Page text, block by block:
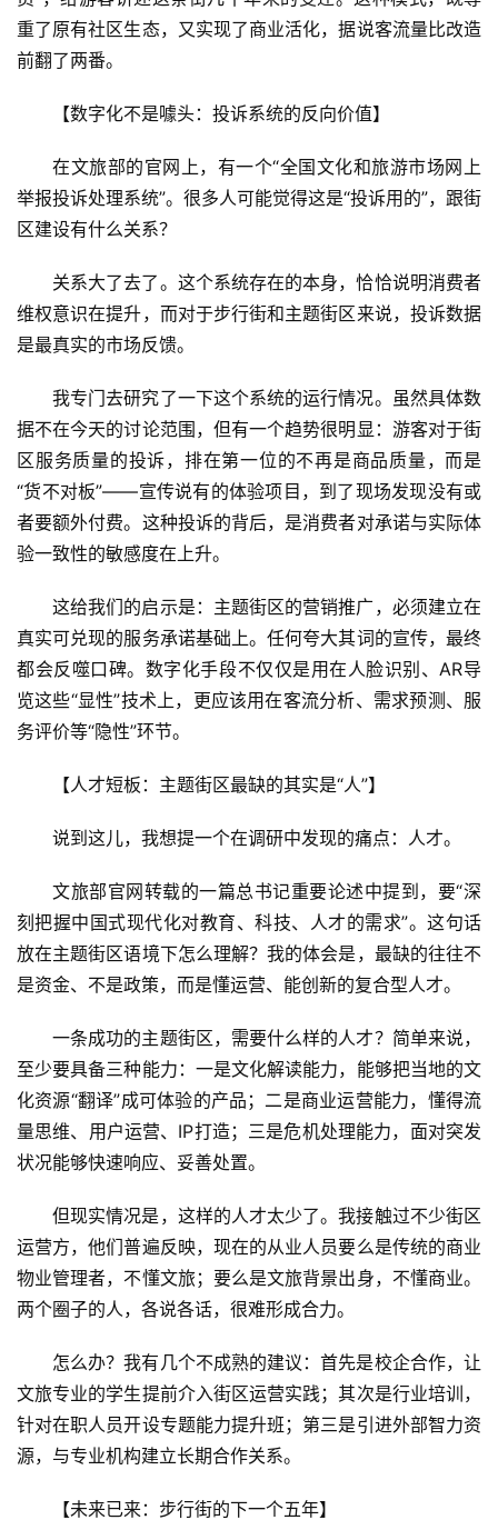
融
合
兴
旅
游
R
+
文
旅
问
区
登录
重了原有社区生态，又实现了商业活化，据说客流量比改造
前翻了两番。
【数字化不是噱头：投诉系统的反向价值】
在文旅部的官网上，有一个“全国文化和旅游市场网上
举报投诉处理系统”。很多人可能觉得这是“投诉用的”，跟街
区建设有什么关系？
关系大了去了。这个系统存在的本身，恰恰说明消费者
维权意识在提升，而对于步行街和主题街区来说，投诉数据
是最真实的市场反馈。
我专门去研究了一下这个系统的运行情况。虽然具体数
据不在今天的讨论范围，但有一个趋势很明显：游客对于街
区服务质量的投诉，排在第一位的不再是商品质量，而是
“货不对板”——宣传说有的体验项目，到了现场发现没有或
者要额外付费。这种投诉的背后，是消费者对承诺与实际体
验一致性的敏感度在上升。
这给我们的启示是：主题街区的营销推广，必须建立在
真实可兑现的服务承诺基础上。任何夸大其词的宣传，最终
都会反噬口碑。数字化手段不仅仅是用在人脸识别、AR导
览这些“显性”技术上，更应该用在客流分析、需求预测、服
务评价等“隐性”环节。
【人才短板：主题街区最缺的其实是“人”】
说到这儿，我想提一个在调研中发现的痛点：人才。
文旅部官网转载的一篇总书记重要论述中提到，要“深
刻把握中国式现代化对教育、科技、人才的需求”。这句话
放在主题街区语境下怎么理解？我的体会是，最缺的往往不
是资金、不是政策，而是懂运营、能创新的复合型人才。
一条成功的主题街区，需要什么样的人才？简单来说，
至少要具备三种能力：一是文化解读能力，能够把当地的文
化资源“翻译”成可体验的产品；二是商业运营能力，懂得流
量思维、用户运营、IP打造；三是危机处理能力，面对突发
状况能够快速响应、妥善处置。
但现实情况是，这样的人才太少了。我接触过不少街区
运营方，他们普遍反映，现在的从业人员要么是传统的商业
物业管理者，不懂文旅；要么是文旅背景出身，不懂商业。
两个圈子的人，各说各话，很难形成合力。
怎么办？我有几个不成熟的建议：首先是校企合作，让
文旅专业的学生提前介入街区运营实践；其次是行业培训，
针对在职人员开设专题能力提升班；第三是引进外部智力资
源，与专业机构建立长期合作关系。
【未来已来：步行街的下一个五年】